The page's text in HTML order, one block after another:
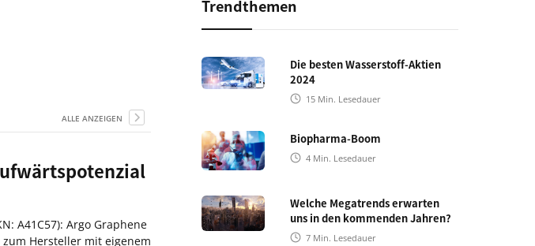
ALLE ANZEIGEN
A41C57): Argo Graphene
Hersteller mit eigenem
Trendthemen
Die besten Wasserstoff-Aktien
2024
15 Min. Lesedauer
Biopharma-Boom
4 Min. Lesedauer
Welche Megatrends erwarten
uns in den kommenden Jahren?
7 Min. Lesedauer